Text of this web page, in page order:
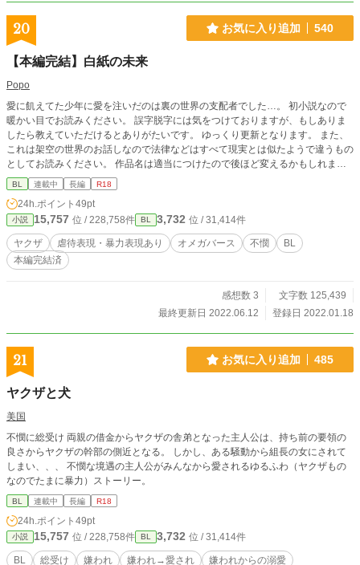
20 お気に入り追加 540
【本編完結】白紙の未来
Popo
愛に飢えてた少年に愛を注いだのは裏の世界の支配者でした…。 初小説なので
暖かい目でお読みください。 誤字脱字には気をつけておりますが、もしありま
したら教えていただけるとありがたいです。 ゆっくり更新となります。 また、
これは架空の世界のお話しなので法律などはすべて現実とは似たようで違うもの
としてお読みください。 作品名は適当につけたので後ほど変えるかもしれませ
ん。
BL 連載中 長編 R18
24h.ポイント 49pt
小説 15,757 位 / 228,758件 BL 3,732 位 / 31,414件
ヤクザ 虐待表現・暴力表現あり オメガバース 不憫
BL
本編完結済
感想数 3
文字数 125,439
最終更新日 2022.06.12
登録日 2022.01.18
21 お気に入り追加 485
ヤクザと犬
美国
不憫に総受け 両親の借金からヤクザの舎弟となった主人公は、持ち前の要領の
良さからヤクザの幹部の側近となる。 しかし、ある騒動から組長の女にされて
しまい、、、 不憫な境遇の主人公がみんなから愛されるゆるふわ（ヤクザもの
なのでたまに暴力）ストーリー。
BL 連載中 長編 R18
24h.ポイント 49pt
小説 15,757 位 / 228,758件 BL 3,732 位 / 31,414件
BL 総受け 嫌われ 嫌われ→愛され
嫌われからの溺愛